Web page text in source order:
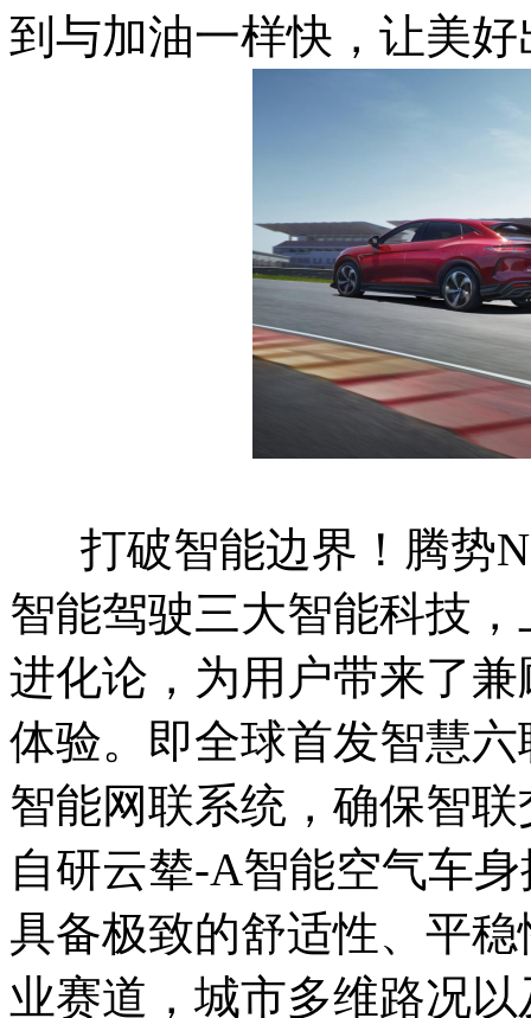
到与加油一样快，让美
打破智能边界！腾势
智能驾驶三大智能科技
进化论，为用户带来了
体验。即全球首发智慧
智能网联系统，确保智
自研云辇-A智能空气车
具备极致的舒适性、平
业赛道，城市多维路况